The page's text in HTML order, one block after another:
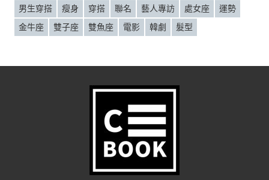
男生穿搭
瘦身 穿搭 聯名 藝人專訪 處女座
運勢
金牛座
雙子座 雙魚座 電影 韓劇 髮型